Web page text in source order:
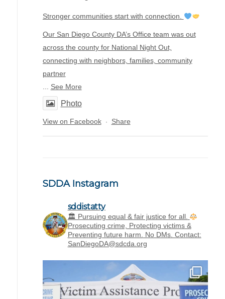
Stronger communities start with connection.
Our San Diego County DA’s Office team was out
across the county for National Night Out,
connecting with neighbors, families, community
partner
... See More
Photo
View on Facebook · Share
SDDA Instagram
sddistatty
‪🏛 Pursuing equal & fair justice for all.
Prosecuting crime, Protecting victims &
Preventing future harm. No DMs. Contact:
SanDiegoDA@sdcda.org